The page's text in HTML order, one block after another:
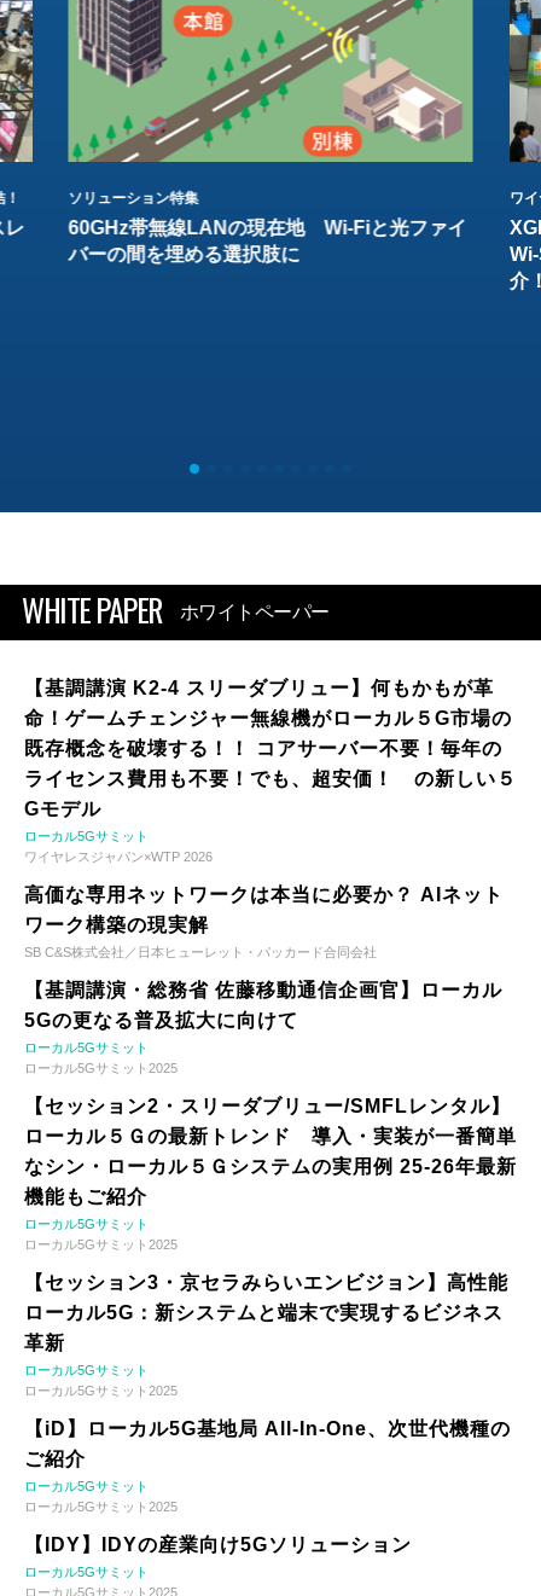
レ
ソリューション特集
60GHz帯無線LANの現在地 Wi-Fiと光ファイ
バーの間を埋める選択肢に
ワ
介
WHITE PAPER ホワイトペーパー
【基調講演 K2-4 スリーダブリュー】何もかもが革
命！ゲームチェンジャー無線機がローカル５G市場の
既存概念を破壊する！！ コアサーバー不要！毎年の
ライセンス費用も不要！でも、超安価！ の新しい５
Gモデル
ローカル5Gサミット
ワイヤレスジャパン×WTP 2026
高価な専用ネットワークは本当に必要か？ AIネット
ワーク構築の現実解
SB C&S株式会社／日本ヒューレット・パッカード合同会社
【基調講演・総務省 佐藤移動通信企画官】ローカル
5Gの更なる普及拡大に向けて
ローカル5Gサミット
ローカル5Gサミット2025
【セッション2・スリーダブリュー/SMFLレンタル】
ローカル５Ｇの最新トレンド 導入・実装が一番簡単
なシン・ローカル５Ｇシステムの実用例 25-26年最新
機能もご紹介
ローカル5Gサミット
ローカル5Gサミット2025
【セッション3・京セラみらいエンビジョン】高性能
ローカル5G：新システムと端末で実現するビジネス
革新
ローカル5Gサミット
ローカル5Gサミット2025
【iD】ローカル5G基地局 All-In-One、次世代機種の
ご紹介
ローカル5Gサミット
ローカル5Gサミット2025
【IDY】IDYの産業向け5Gソリューション
ローカル5Gサミット
ローカル5Gサミット2025